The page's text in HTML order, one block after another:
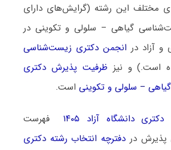
مختلف این رشته (گرایش‌های دارای
گیاهی – سلولی و تکوینی در
و آزاد در انجمن دکتری زیست‌شناسی
است.) و نیز ظرفیت پذیرش دکتری
است.
دانشگاه آزاد ۱۴۰۵
فهرست
پذیرش در دفترچه انتخاب رشته دکتری